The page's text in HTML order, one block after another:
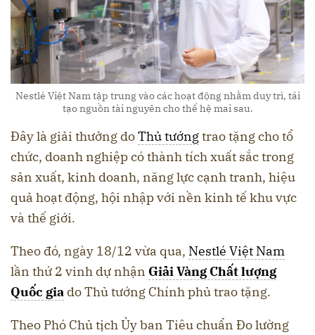
Nestlé Việt Nam tập trung vào các hoạt động nhằm duy trì, tái
tạo nguồn tài nguyên cho thế hệ mai sau.
Đây là giải thưởng doThủ tướngtrao tặng cho tổ
chức, doanh nghiệp có thành tích xuất sắc trong
sản xuất, kinh doanh, năng lực cạnh tranh, hiệu
quả hoạt động, hội nhập với nền kinh tế khu vực
và thế giới.
Theo đó, ngày 18/12 vừa qua, Nestlé Việt Nam
lần thứ 2 vinh dự nhận Giải Vàng Chất lượng
Quốc gia do Thủ tướng Chính phủ trao tặng.
Theo Phó Chủ tịch Ủy ban Tiêu chuẩn Đo lường